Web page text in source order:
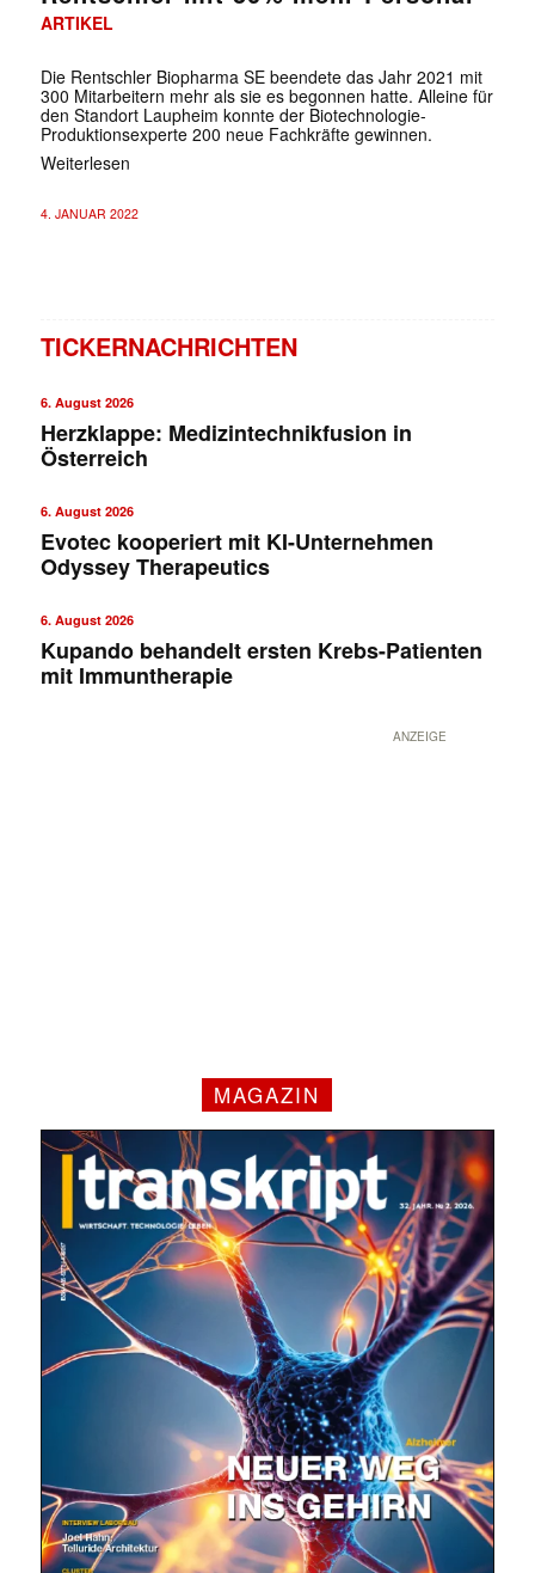
ARTIKEL
Die Rentschler Biopharma SE beendete das Jahr 2021 mit
300 Mitarbeitern mehr als sie es begonnen hatte. Alleine für
den Standort Laupheim konnte der Biotechnologie-
Produktionsexperte 200 neue Fachkräfte gewinnen.
Weiterlesen
4. JANUAR 2022
TICKERNACHRICHTEN
6. August 2026
Herzklappe: Medizintechnikfusion in
Österreich
6. August 2026
Evotec kooperiert mit KI-Unternehmen
Odyssey Therapeutics
6. August 2026
Kupando behandelt ersten Krebs-Patienten
mit Immuntherapie
ANZEIGE
MAGAZIN